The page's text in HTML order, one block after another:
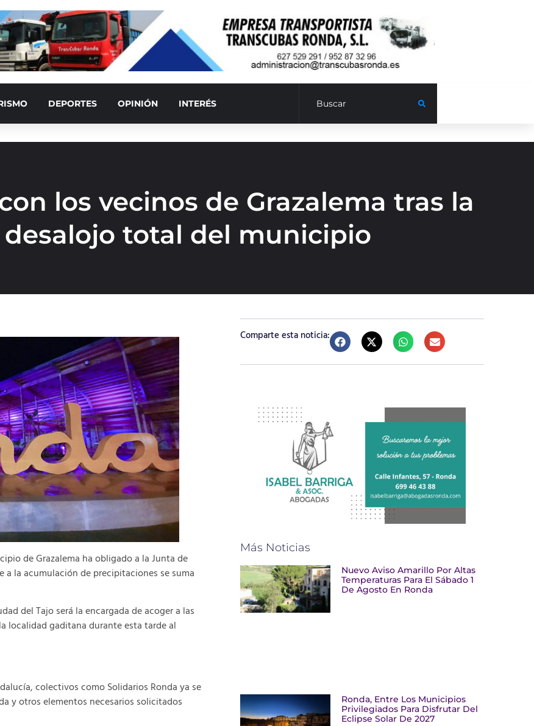
DEPORTES OPINIÓN INTERÉS
los vecinos de Grazalema tras la
total del municipio
de Grazalema ha obligado a la Junta de
la acumulación de precipitaciones se suma
del Tajo será la encargada de acoger a las
localidad gaditana durante esta tarde al
colectivos como Solidarios Ronda ya se
y otros elementos necesarios solicitados
Comparte esta noticia:
Más Noticias
Nuevo Aviso Amarillo Por Altas
Temperaturas Para El Sábado 1
De Agosto En Ronda
Ronda, Entre Los Municipios
Privilegiados Para Disfrutar Del
Eclipse Solar De 2027